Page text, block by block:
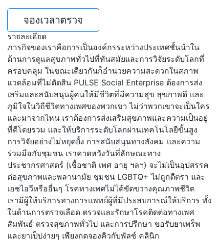
จองเวลาตรวจ
รายละเอียด
ภารกิจของเราคือการเป็นองค์กรระหว่างประเทศชั้นนำใน
ด้านการดูแลสุขภาพทั่วไปที่ทันสมัยและการวิจัยระดับโลกที่
ครอบคลุม ในขณะเดียวกันก็อำนวยความสะดวกในสภาพ
แวดล้อมที่ไม่ตัดสิน PULSE Social Enterprise ต้องการส่ง
เสริมและสนับสนุนผู้คนให้มีชีวิตที่มีความสุข สุขภาพดี และ
ภูมิใจในวิถีชีวิตทางเพศของพวกเขา ไม่ว่าพวกเขาจะเป็นใคร
และมาจากไหน เราต้องการส่งเสริมสุขภาพและความเป็นอยู่
ที่ดีโดยรวม และให้บริการระดับโลกผ่านเทคโนโลยีขั้นสูง
การวิจัยอย่างไม่หยุดยั้ง การสนับสนุนทางสังคม และความ
ร่วมมือกับชุมชน เราคาดหวังวันที่ลักษณะทาง
ประชากรศาสตร์ (เชื้อชาติ เพศ อายุ ฯลฯ) จะไม่เป็นอุปสรรค
ต่อสุขภาพและพลานามัย ชุมชน LGBTQ+ ไม่ถูกตีตรา และ
เอชไอวีหรืออื่นๆ โรคทางเพศไม่ได้ขัดขวางคุณภาพชีวิต
เรามีผู้ให้บริการทางการแพทย์ผู้ที่มีประสบการณ์ให้บริการ ทั้ง
ในด้านการตรวจเลือด ตรวจและรักษาโรคติดต่อทางเพศ
สัมพันธ์ ตรวจสุขภาพทั่วไป และการปรึกษา ขอรับยาเพร็พ
และยาเป็ปง่ายๆ เพียงกดจองคิวกับพัลซ์ คลินิก